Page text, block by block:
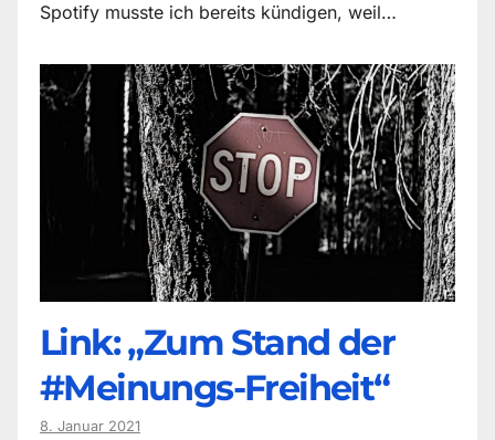
Spotify musste ich bereits kündigen, weil…
Link: „Zum Stand der
#Meinungs-Freiheit“
8. Januar 2021